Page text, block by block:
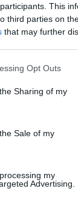
This
third parties on
that may further
Opt Outs
Sharing of my
Sale of my
my
Advertising.